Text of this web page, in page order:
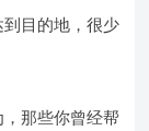
目的地，很少
那些你曾经帮